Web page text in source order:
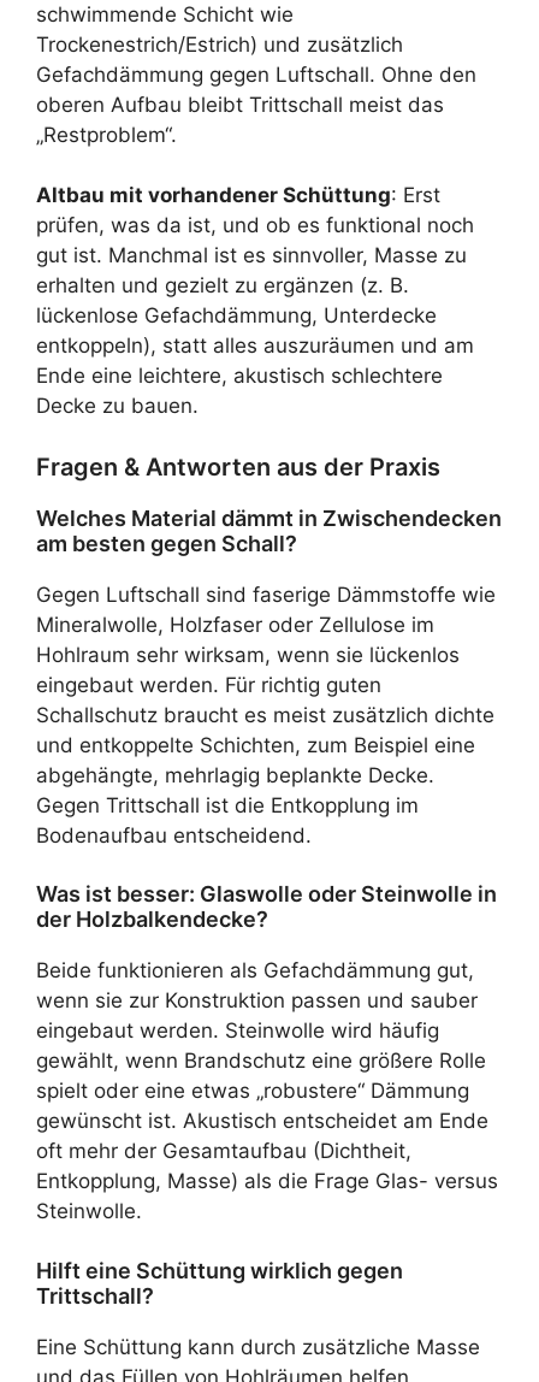
schwimmende Schicht wie
Trockenestrich/Estrich) und zusätzlich
Gefachdämmung gegen Luftschall. Ohne den
oberen Aufbau bleibt Trittschall meist das
„Restproblem“.
Altbau mit vorhandener Schüttung: Erst
prüfen, was da ist, und ob es funktional noch
gut ist. Manchmal ist es sinnvoller, Masse zu
erhalten und gezielt zu ergänzen (z. B.
lückenlose Gefachdämmung, Unterdecke
entkoppeln), statt alles auszuräumen und am
Ende eine leichtere, akustisch schlechtere
Decke zu bauen.
Fragen & Antworten aus der Praxis
Welches Material dämmt in Zwischendecken
am besten gegen Schall?
Gegen Luftschall sind faserige Dämmstoffe wie
Mineralwolle, Holzfaser oder Zellulose im
Hohlraum sehr wirksam, wenn sie lückenlos
eingebaut werden. Für richtig guten
Schallschutz braucht es meist zusätzlich dichte
und entkoppelte Schichten, zum Beispiel eine
abgehängte, mehrlagig beplankte Decke.
Gegen Trittschall ist die Entkopplung im
Bodenaufbau entscheidend.
Was ist besser: Glaswolle oder Steinwolle in
der Holzbalkendecke?
Beide funktionieren als Gefachdämmung gut,
wenn sie zur Konstruktion passen und sauber
eingebaut werden. Steinwolle wird häufig
gewählt, wenn Brandschutz eine größere Rolle
spielt oder eine etwas „robustere“ Dämmung
gewünscht ist. Akustisch entscheidet am Ende
oft mehr der Gesamtaufbau (Dichtheit,
Entkopplung, Masse) als die Frage Glas- versus
Steinwolle.
Hilft eine Schüttung wirklich gegen
Trittschall?
Eine Schüttung kann durch zusätzliche Masse
und das Füllen von Hohlräumen helfen,